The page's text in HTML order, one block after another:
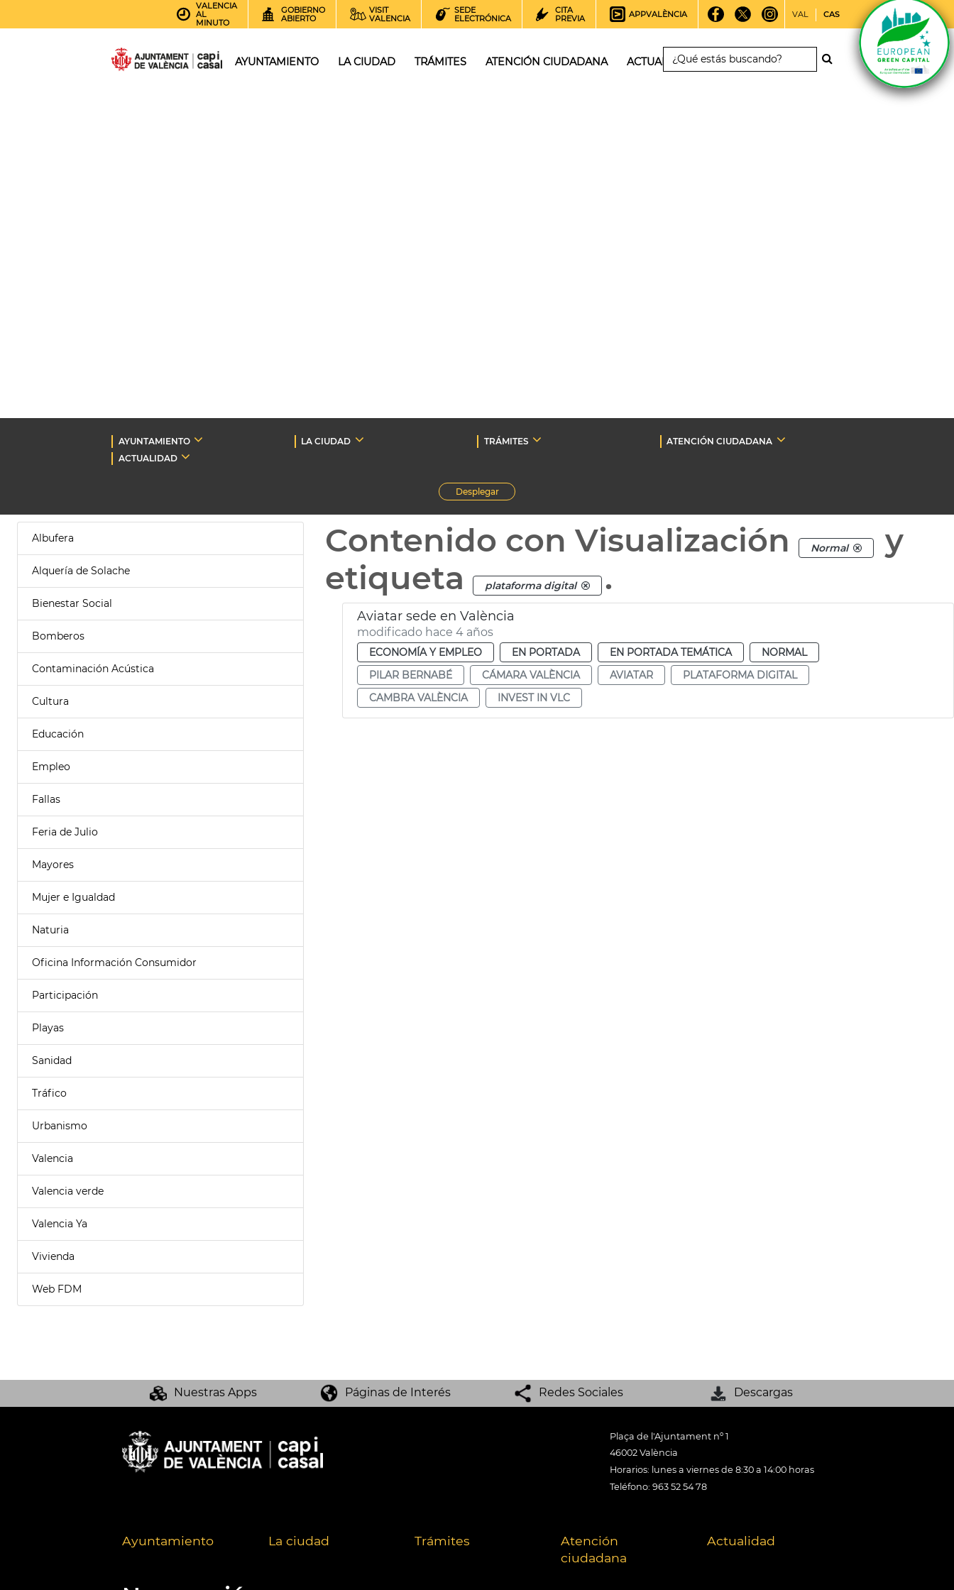
VALENCIA
AL
MINUTO
GOBIERNO
ABIERTO
VISIT
VALENCIA
SEDE
ELECTRÓNICA
CITA
PREVIA
APPVALÈNCIA VAL CAS
AYUNTAMIENTO LA CIUDAD TRÁMITES ATENCIÓN CIUDADANA ACTUALIDAD
AYUNTAMIENTO LA CIUDAD TRÁMITES
ATENCIÓN CIUDADANA
ACTUALIDAD
Desplegar
Albufera
Alquería de Solache
Bienestar Social
Bomberos
Contaminación Acústica
Cultura
Educación
Empleo
Fallas
Feria de Julio
Mayores
Mujer e Igualdad
Naturia
Oficina Información Consumidor
Participación
Playas
Sanidad
Tráfico
Urbanismo
Valencia
Valencia verde
Valencia Ya
Vivienda
Web FDM
Contenido con Visualización Normal
y
etiqueta
plataforma digital .
Aviatar sede en València
modificado hace 4 años
ECONOMÍA Y EMPLEO EN PORTADA EN PORTADA TEMÁTICA
NORMAL
PILAR BERNABÉ
CÁMARA VALÈNCIA AVIATAR
PLATAFORMA DIGITAL
CAMBRA VALÈNCIA
INVEST IN VLC
Nuestras Apps Páginas de Interés Redes Sociales Descargas
Plaça de l'Ajuntament nº 1
46002 València
Horarios: lunes a viernes de 8:30 a 14:00 horas
Teléfono: 963 52 54 78
Ayuntamiento La ciudad Trámites
Atención
ciudadana
Actualidad